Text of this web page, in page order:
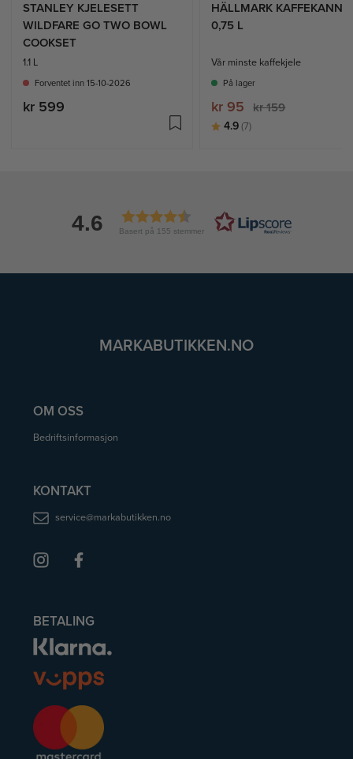
STANLEY KJELESETT
WILDFARE GO TWO BOWL
COOKSET
1.1 L
Forventet inn 15-10-2026
kr 599
HÄLLMARK KAFFEKANNE
0,75 L
Vår minste kaffekjele
På lager
kr 95 kr 159
Karakter:
4.9 (7)
4.6 Basert på 155 stemmer
MARKABUTIKKEN.NO
OM OSS
Bedriftsinformasjon
KONTAKT
service@markabutikken.no
BETALING